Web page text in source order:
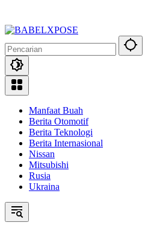
Manfaat Buah
Berita Otomotif
Berita Teknologi
Berita Internasional
Nissan
Mitsubishi
Rusia
Ukraina